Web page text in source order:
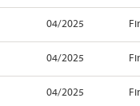
04/2025
04/2025
04/2025